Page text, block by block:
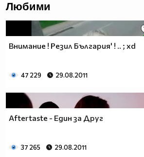
Любими
Внимание ! Резил България' ! .. ; xd
47 229 29.08.2011
Aftertaste - Един за Друг
37 265 29.08.2011